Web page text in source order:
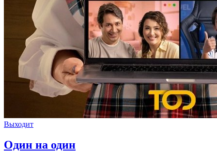
Выходит
Один на один